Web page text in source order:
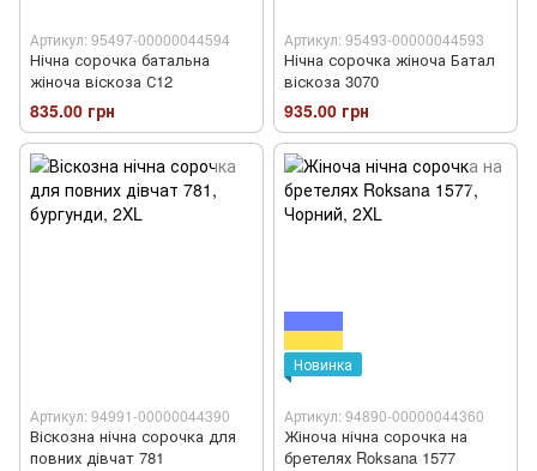
Артикул: 95497-00000044594
Нічна сорочка батальна
жіноча віскоза С12
835.00 грн
Артикул: 95493-00000044593
Нічна сорочка жіноча Батал
віскоза 3070
935.00 грн
Артикул: 94991-00000044390
Віскозна нічна сорочка для
повних дівчат 781
Новинка
Артикул: 94890-00000044360
Жіноча нічна сорочка на
бретелях Roksana 1577